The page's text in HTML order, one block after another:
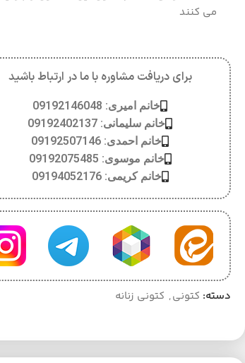
می کنند
برای دریافت مشاوره با ما در ارتباط باشید
خانم امیری: 09192146048
خانم سلیمانی: 09192402137
خانم احمدی: 09192507146
خانم موسوی: 09192075485
خانم کریمی: 09194052176
دسته: کتونی, کتونی زنانه